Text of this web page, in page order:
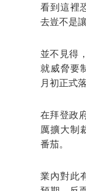
看到這裡
去豈不是
並不見得
就威脅要
月初正式落
在拜登政
厲擴大制
番茄。
業內對此